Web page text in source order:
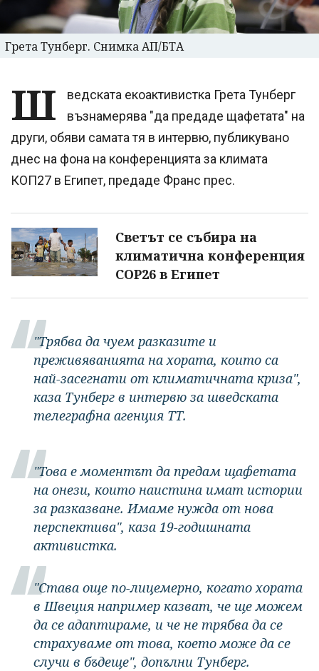
Грета Тунберг. Снимка АП/БТА
Ш
ведската екоактивистка Грета Тунберг
възнамерява "да предаде щафетата" на
други, обяви самата тя в интервю, публикувано
днес на фона на конференцията за климата
КОП27 в Египет, предаде Франс прес.
Светът се събира на
климатична конференция
COP26 в Египет
"Трябва да чуем разказите и
преживяванията на хората, които са
най-засегнати от климатичната криза",
каза Тунберг в интервю за шведската
телеграфна агенция ТТ.
"Това е моментът да предам щафетата
на онези, които наистина имат истории
за разказване. Имаме нужда от нова
перспектива", каза 19-годишната
активистка.
"Става още по-лицемерно, когато хората
в Швеция например казват, че ще можем
да се адаптираме, и че не трябва да се
страхуваме от това, което може да се
случи в бъдеще", допълни Тунберг.